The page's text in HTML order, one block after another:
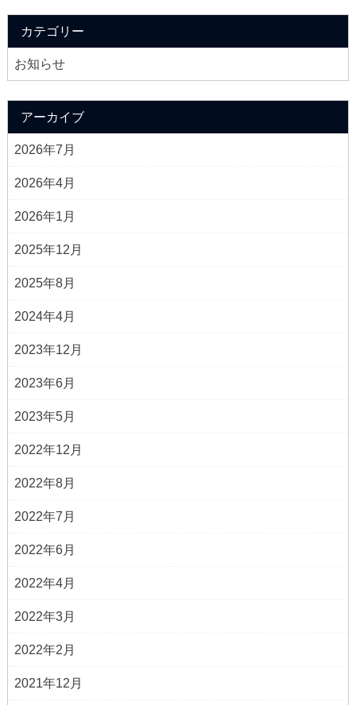
カテゴリー
お知らせ
アーカイブ
2026年7月
2026年4月
2026年1月
2025年12月
2025年8月
2024年4月
2023年12月
2023年6月
2023年5月
2022年12月
2022年8月
2022年7月
2022年6月
2022年4月
2022年3月
2022年2月
2021年12月